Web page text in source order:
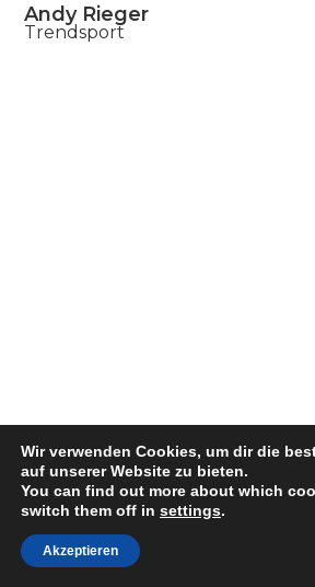
Andy Rieger
Trendsport
Eva Iden
Triathlon
Wir verwenden Cookies, um dir die
auf unserer Website zu bieten.
You can find out more about which
switch them off in settings.
Akzeptieren